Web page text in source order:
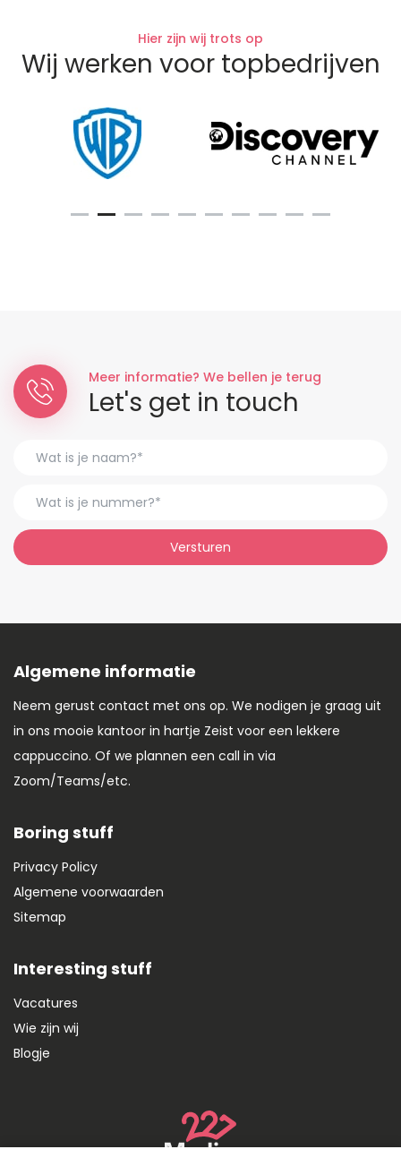
Hier zijn wij trots op
Wij werken voor topbedrijven
Meer informatie? We bellen je terug
Let's get in touch
Versturen
Algemene informatie
Neem gerust contact met ons op. We nodigen je graag uit
in ons mooie kantoor in hartje Zeist voor een lekkere
cappuccino. Of we plannen een call in via
Zoom/Teams/etc.
Boring stuff
Privacy Policy
Algemene voorwaarden
Sitemap
Interesting stuff
Vacatures
Wie zijn wij
Blogje